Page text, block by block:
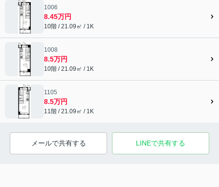
1006
8.45万円
10階 / 21.09㎡ / 1K
1008
8.5万円
10階 / 21.09㎡ / 1K
1105
8.5万円
11階 / 21.09㎡ / 1K
メールで共有する LINEで共有する